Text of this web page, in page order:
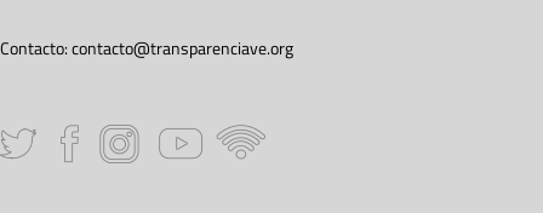
Contacto:contacto@transparenciave.org